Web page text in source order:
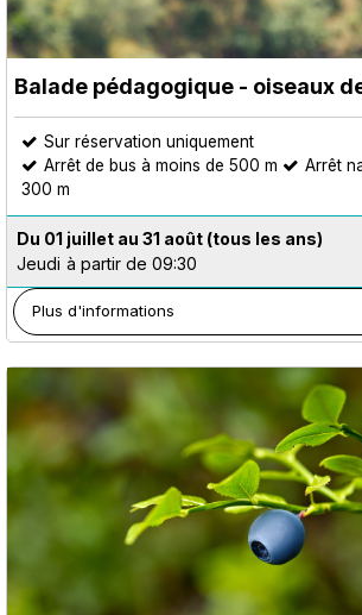
Balade pédagogique - oiseaux
Sur réservation uniquement
Arrêt de bus à moins de 500 m
Arrêt
300 m
Du 01 juillet au 31 août (tous les ans)
Jeudi à partir de 09:30
Plus d'informations